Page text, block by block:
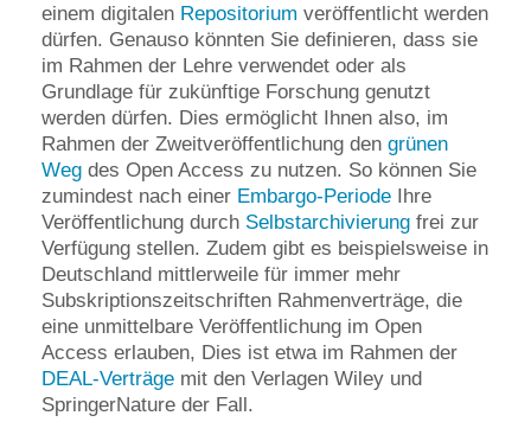
einem digitalen Repositorium veröffentlicht werden
dürfen. Genauso könnten Sie definieren, dass sie
im Rahmen der Lehre verwendet oder als
Grundlage für zukünftige Forschung genutzt
werden dürfen. Dies ermöglicht Ihnen also, im
Rahmen der Zweitveröffentlichung den grünen
Weg des Open Access zu nutzen. So können Sie
zumindest nach einer Embargo-Periode Ihre
Veröffentlichung durch Selbstarchivierung frei zur
Verfügung stellen. Zudem gibt es beispielsweise in
Deutschland mittlerweile für immer mehr
Subskriptionszeitschriften Rahmenverträge, die
eine unmittelbare Veröffentlichung im Open
Access erlauben, Dies ist etwa im Rahmen der
DEAL-Verträge mit den Verlagen Wiley und
SpringerNature der Fall.